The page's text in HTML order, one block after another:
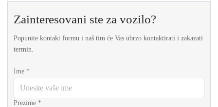
Zainteresovani ste za vozilo?
Popunite kontakt formu i naš tim će Vas ubrzo kontaktirati i zakazati
termin.
Ime *
Prezime *